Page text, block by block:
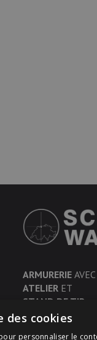
ARMURERIE AVEC
ATELIER ET
STAND DE TIR
des cookies
personnaliser le